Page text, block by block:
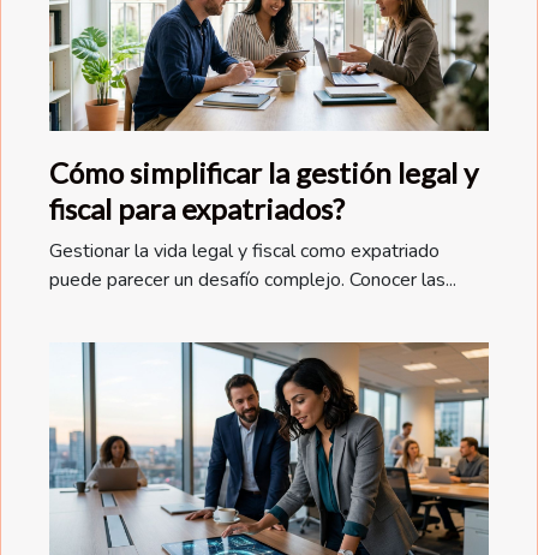
Cómo simplificar la gestión legal y
fiscal para expatriados?
Gestionar la vida legal y fiscal como expatriado
puede parecer un desafío complejo. Conocer las...